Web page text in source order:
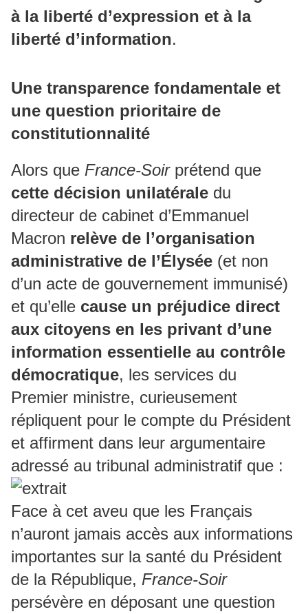
à la liberté d’expression et à la
liberté d’information.
Une transparence fondamentale et
une question prioritaire de
constitutionnalité
Alors que France-Soirprétend que
cette décision unilatérale du
directeur de cabinet d’Emmanuel
Macron relève de l’organisation
administrative de l’Élysée (et non
d’un acte de gouvernement immunisé)
et qu’elle cause un préjudice direct
aux citoyens en les privant d’une
information essentielle au contrôle
démocratique, les services du
Premier ministre, curieusement
répliquent pour le compte du Président
et affirment dans leur argumentaire
adressé au tribunal administratif que :
Face à cet aveu que les Français
n’auront jamais accès aux informations
importantes sur la santé du Président
de la République, France-Soir
persévère en déposant une question